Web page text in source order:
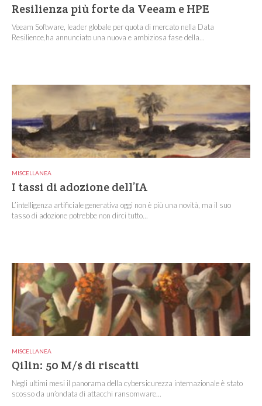
Resilienza più forte da Veeam e HPE
Veeam Software, leader globale per quota di mercato nella Data
Resilience,ha annunciato una nuova e ambiziosa fase della...
MISCELLANEA
I tassi di adozione dell’IA
L’intelligenza artificiale generativa oggi non è più una novità, ma il suo
tasso di adozione potrebbe non dirci tutto...
MISCELLANEA
Qilin: 50 M/$ di riscatti
Negli ultimi mesi il panorama della cybersicurezza internazionale è stato
scosso da un’ondata di attacchi ransomware...